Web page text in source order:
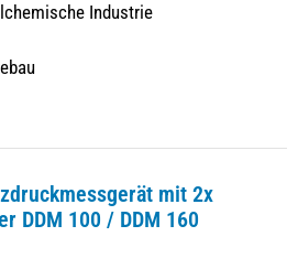
Industrie
mit 2x
DDM 100 / DDM 160